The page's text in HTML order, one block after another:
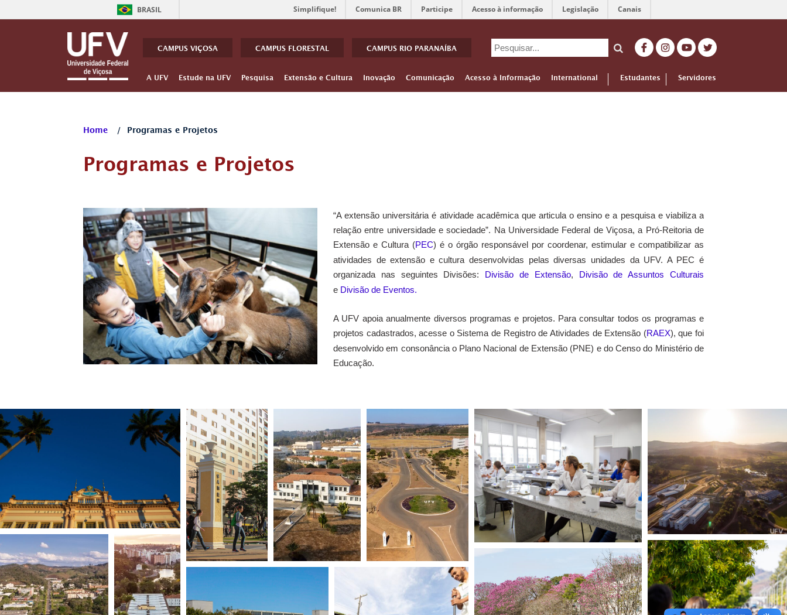
BRASIL Simplifique! Comunica BR Participe Acesso à informação Legislação Canais
CAMPUS VIÇOSA CAMPUS FLORESTAL CAMPUS RIO PARANAÍBA
A UFV Estude na UFV Pesquisa Extensão e Cultura Inovação Comunicação Acesso à Informação International Estudantes Servidores
Home / Programas e Projetos
Programas e Projetos
“A extensão universitária é atividade acadêmica que articula o ensino e a pesquisa e viabiliza a
relação entre universidade e sociedade”. Na Universidade Federal de Viçosa, a Pró-Reitoria de
Extensão e Cultura (PEC) é o órgão responsável por coordenar, estimular e compatibilizar as
atividades de extensão e cultura desenvolvidas pelas diversas unidades da UFV. A PEC é
organizada nas seguintes Divisões: Divisão de Extensão, Divisão de Assuntos Culturais
e Divisão de Eventos.
A UFV apoia anualmente diversos programas e projetos. Para consultar todos os programas e
projetos cadastrados, acesse o Sistema de Registro de Atividades de Extensão (RAEX), que foi
desenvolvido em consonância o Plano Nacional de Extensão (PNE) e do Censo do Ministério de
Educação.